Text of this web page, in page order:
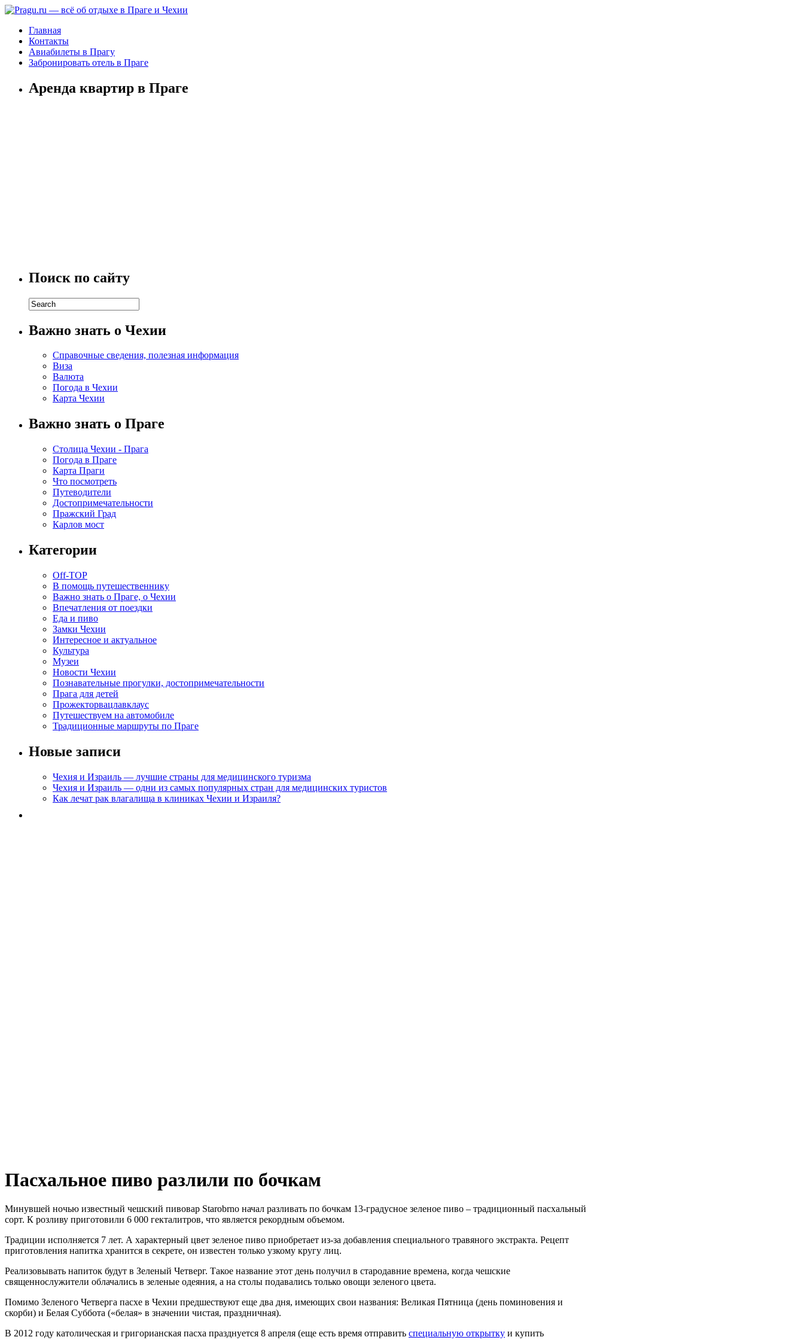
Главная
Контакты
Авиабилеты в Прагу
Забронировать отель в Праге
Аренда квартир в Праге
Поиск по сайту
Важно знать о Чехии
Справочные сведения, полезная информация
Виза
Валюта
Погода в Чехии
Карта Чехии
Важно знать о Праге
Столица Чехии - Прага
Погода в Праге
Карта Праги
Что посмотреть
Путеводители
Достопримечательности
Пражский Град
Карлов мост
Категории
Off-TOP
В помощь путешественнику
Важно знать о Праге, о Чехии
Впечатления от поездки
Еда и пиво
Замки Чехии
Интересное и актуальное
Культура
Музеи
Новости Чехии
Познавательные прогулки, достопримечательности
Прага для детей
Прожекторвацлавклаус
Путешествуем на автомобиле
Традиционные маршруты по Праге
Новые записи
Чехия и Израиль — лучшие страны для медицинского туризма
Чехия и Израиль — одни из самых популярных стран для медицинских туристов
Как лечат рак влагалища в клиниках Чехии и Израиля?
Пасхальное пиво разлили по бочкам
Минувшей ночью известный чешский пивовар Starobrno начал разливать по бочкам 13-градусное зеленое пиво – традиционный пасхальный
сорт. К розливу приготовили 6 000 гекталитров, что является рекордным объемом.
Традиции исполняется 7 лет. А характерный цвет зеленое пиво приобретает из-за добавления специального травяного экстракта. Рецепт
приготовления напитка хранится в секрете, он известен только узкому кругу лиц.
Реализовывать напиток будут в Зеленый Четверг. Такое название этот день получил в стародавние времена, когда чешские
священнослужители облачались в зеленые одеяния, а на столы подавались только овощи зеленого цвета.
Помимо Зеленого Четверга пасхе в Чехии предшествуют еще два дня, имеющих свои названия: Великая Пятница (день поминовения и
скорби) и Белая Суббота («белая» в значении чистая, праздничная).
В 2012 году католическая и григорианская пасха празднуется 8 апреля (еще есть время отправить специальную открытку и купить